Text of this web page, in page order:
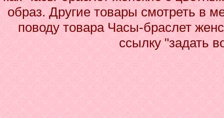
образ. Другие товары смотреть в
поводу товара Часы-браслет
ссылку "задать